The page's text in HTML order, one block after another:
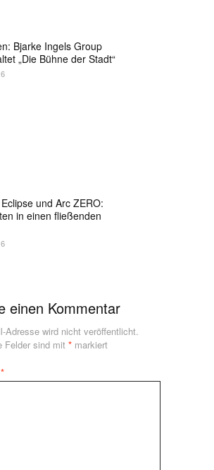
Bjarke Ingels Group
„Die Bühne der Stadt“
und Arc ZERO:
in einen fließenden
einen Kommentar
Adresse wird nicht veröffentlicht.
Felder sind mit * markiert
*